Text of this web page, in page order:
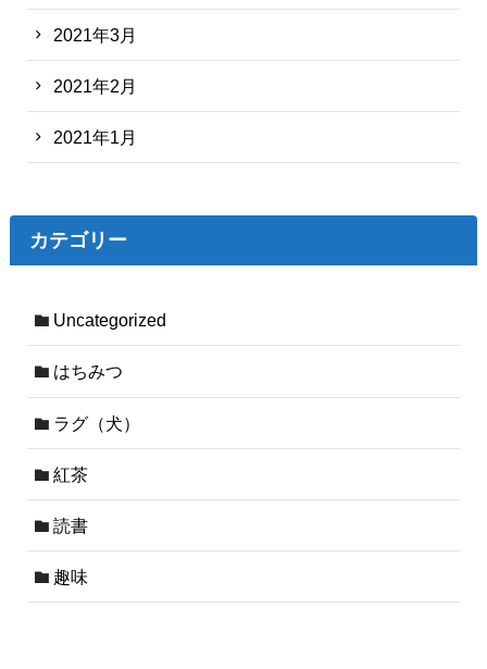
2021年3月
2021年2月
2021年1月
カテゴリー
Uncategorized
はちみつ
ラグ（犬）
紅茶
読書
趣味